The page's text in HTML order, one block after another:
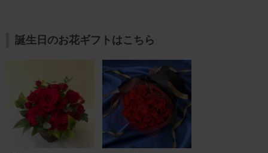
誕生日のお花ギフトはこちら